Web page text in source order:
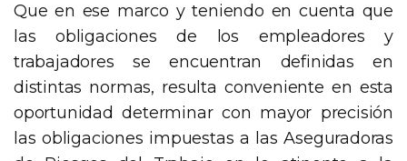
Que en ese marco y teniendo en cuenta que
las obligaciones de los empleadores y
trabajadores se encuentran definidas en
distintas normas, resulta conveniente en esta
oportunidad determinar con mayor precisión
las obligaciones impuestas a las Aseguradoras